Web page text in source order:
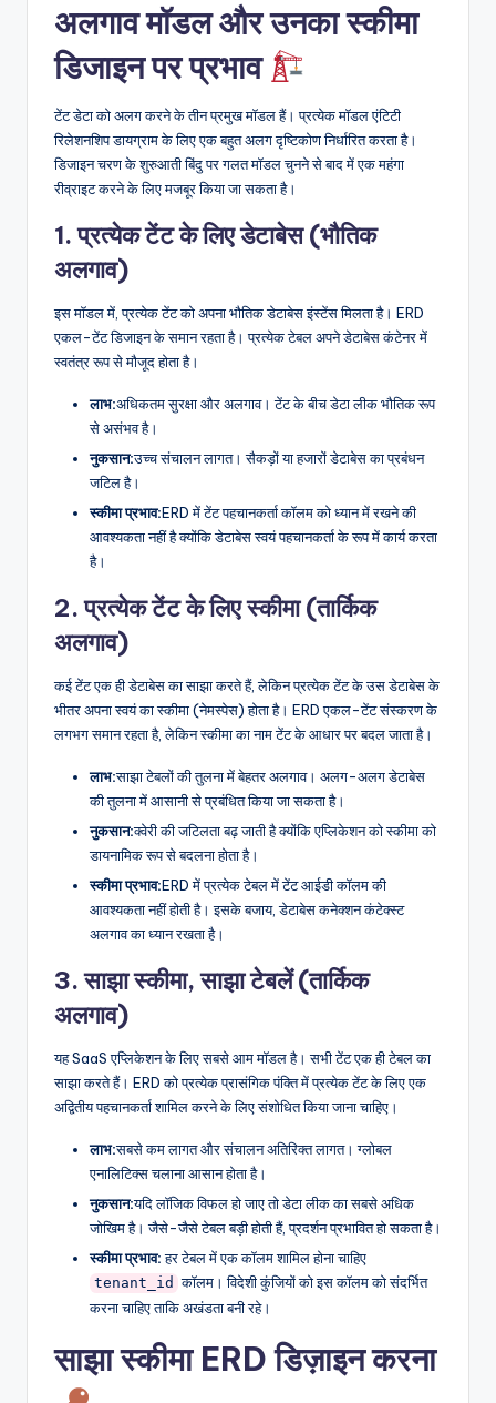
a
अलगाव मॉडल और उनका स्कीमा
डिजाइन पर प्रभाव
टेंट डेटा को अलग करने के तीन प्रमुख मॉडल हैं। प्रत्येक मॉडल एंटिटी
रिलेशनशिप डायग्राम के लिए एक बहुत अलग दृष्टिकोण निर्धारित करता है।
डिजाइन चरण के शुरुआती बिंदु पर गलत मॉडल चुनने से बाद में एक महंगा
रीव्राइट करने के लिए मजबूर किया जा सकता है।
1. प्रत्येक टेंट के लिए डेटाबेस (भौतिक
अलगाव)
इस मॉडल में, प्रत्येक टेंट को अपना भौतिक डेटाबेस इंस्टेंस मिलता है। ERD
एकल-टेंट डिजाइन के समान रहता है। प्रत्येक टेबल अपने डेटाबेस कंटेनर में
स्वतंत्र रूप से मौजूद होता है।
लाभ:अधिकतम सुरक्षा और अलगाव। टेंट के बीच डेटा लीक भौतिक रूप
से असंभव है।
नुकसान:उच्च संचालन लागत। सैकड़ों या हजारों डेटाबेस का प्रबंधन
जटिल है।
स्कीमा प्रभाव:ERD में टेंट पहचानकर्ता कॉलम को ध्यान में रखने की
आवश्यकता नहीं है क्योंकि डेटाबेस स्वयं पहचानकर्ता के रूप में कार्य करता
है।
2. प्रत्येक टेंट के लिए स्कीमा (तार्किक
अलगाव)
कई टेंट एक ही डेटाबेस का साझा करते हैं, लेकिन प्रत्येक टेंट के उस डेटाबेस के
भीतर अपना स्वयं का स्कीमा (नेमस्पेस) होता है। ERD एकल-टेंट संस्करण के
लगभग समान रहता है, लेकिन स्कीमा का नाम टेंट के आधार पर बदल जाता है।
लाभ:साझा टेबलों की तुलना में बेहतर अलगाव। अलग-अलग डेटाबेस
की तुलना में आसानी से प्रबंधित किया जा सकता है।
नुकसान:क्वेरी की जटिलता बढ़ जाती है क्योंकि एप्लिकेशन को स्कीमा को
डायनामिक रूप से बदलना होता है।
स्कीमा प्रभाव:ERD में प्रत्येक टेबल में टेंट आईडी कॉलम की
आवश्यकता नहीं होती है। इसके बजाय, डेटाबेस कनेक्शन कंटेक्स्ट
अलगाव का ध्यान रखता है।
3. साझा स्कीमा, साझा टेबलें (तार्किक
अलगाव)
यह SaaS एप्लिकेशन के लिए सबसे आम मॉडल है। सभी टेंट एक ही टेबल का
साझा करते हैं। ERD को प्रत्येक प्रासंगिक पंक्ति में प्रत्येक टेंट के लिए एक
अद्वितीय पहचानकर्ता शामिल करने के लिए संशोधित किया जाना चाहिए।
लाभ:सबसे कम लागत और संचालन अतिरिक्त लागत। ग्लोबल
एनालिटिक्स चलाना आसान होता है।
नुकसान:यदि लॉजिक विफल हो जाए तो डेटा लीक का सबसे अधिक
जोखिम है। जैसे-जैसे टेबल बड़ी होती हैं, प्रदर्शन प्रभावित हो सकता है।
स्कीमा प्रभाव:हर टेबल में एक कॉलम शामिल होना चाहिए
tenant_id कॉलम। विदेशी कुंजियों को इस कॉलम को संदर्भित
करना चाहिए ताकि अखंडता बनी रहे।
साझा स्कीमा ERD डिज़ाइन करना